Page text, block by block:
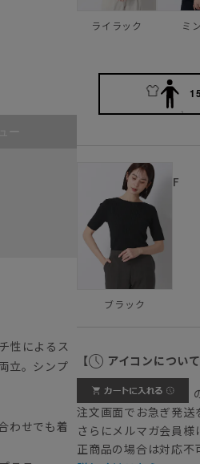
ー
性によるス
立。シンプ
わせでも着
ライラック ミ
ブラック
F
【 アイコンについて
注文画面でお急ぎ発送
さらにメルマガ会員
正商品の場合は対応不